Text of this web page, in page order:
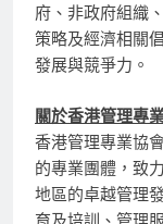
府、非政府組織
策略及經濟相關
發展與競爭力。
關於香港管理專
香港管理專業協
的專業團體，致
地區的卓越管理